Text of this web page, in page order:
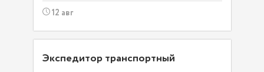
12 авг
Экспедитор транспортный